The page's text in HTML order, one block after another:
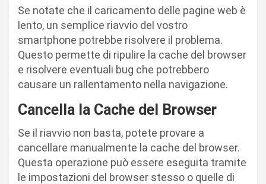
Se notate che il caricamento delle pagine web è
lento, un semplice riavvio del vostro
smartphone potrebbe risolvere il problema.
Questo permette di ripulire la cache del browser
e risolvere eventuali bug che potrebbero
causare un rallentamento nella navigazione.
Cancella la Cache del Browser
Se il riavvio non basta, potete provare a
cancellare manualmente la cache del browser.
Questa operazione può essere eseguita tramite
le impostazioni del browser stesso o quelle di